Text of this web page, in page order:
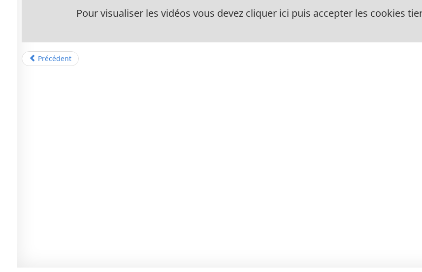
Pour visualiser les vidéos vous devez cliquer ici puis accepter les cookies
Précédent